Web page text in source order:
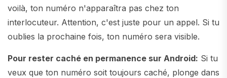
voilà, ton numéro n'apparaîtra pas chez ton
interlocuteur. Attention, c'est juste pour un appel. Si tu
oublies la prochaine fois, ton numéro sera visible.
Pour rester caché en permanence sur Android: Si tu
veux que ton numéro soit toujours caché, plonge dans